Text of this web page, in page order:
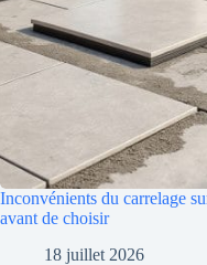
Inconvénients du carrelage
avant de choisir
18 juillet 2026